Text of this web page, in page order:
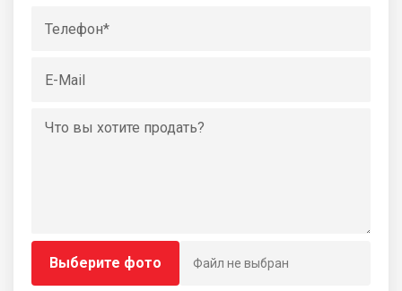
Выберите фото Файл не выбран